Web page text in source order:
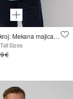
Standardni kroj: Mekana majica kratkih rukava s vezom
Sizes
€